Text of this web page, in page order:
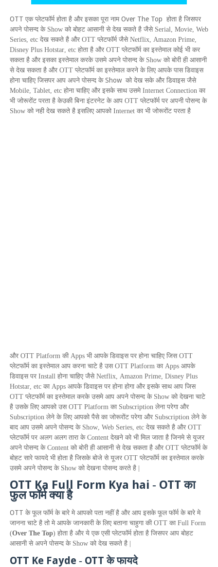
OTT एक प्लेटफॉर्म होता है और इसका पूरा नाम Over The Top होता है जिसपर
अपने पोसन्द के Show को बोहट आसानी से देख सकते है जैसे Serial, Movie, Web
Series, etc देख सकते है और OTT प्लेटफॉर्म जैसे Netflix, Amazon Prime,
Disney Plus Hotstar, etc होता है और OTT प्लेटफॉर्म का इस्तेमाल कोई भी कर
सकता है और इसका इस्तेमाल करके उसमे अपने पोसन्द के Show को बोरी ही आसानी
से देख सकता है और OTT प्लेटफॉर्म का इस्तेमाल करने के लिए आपके पास डिवाइस
होना चाहिए जिसपर आप अपने पोसन्द के Show को देख सके और डिवाइस जैसे
Mobile, Tablet, etc होना चाहिए और इसके साथ उसमे Internet Connection का
भी जोरूरोंट परता है केउकी बिना इंटरनेट के आप OTT प्लेटफॉर्म पर अपनी पोसन्द के
Show को नही देख सकते है इसलिए आपको Internet का भी जोरूरोंट परता है
और OTT Platform की Apps भी आपके डिवाइस पर होना चाहिए जिस OTT
प्लेटफॉर्म का इस्तेमाल आप करना चाटे है उस OTT Platform का Apps आपके
डिवाइस पर Install होना चाहिए जैसे Netflix, Amazon Prime, Disney Plus
Hotstar, etc का Apps आपके डिवाइस पर होना होगा और इसके साथ आप जिस
OTT प्लेटफॉर्म का इस्तेमाल करके उसमे आप अपने पोसन्द के Show को देखना चाटे
है उसके लिए आपको उस OTT Platform का Subscription लेना परेगा और
Subscription लेने के लिए आपको पैसे का जोरूरोंट परेगा और Subscription लेने के
बाद आप उसमे अपने पोसन्द के Show, Web Series, etc देख सकते है और OTT
प्लेटफॉर्म पर अलग अलग तारा के Content देखने को भी मिल जाता है जिनमे से यूजर
अपने पोसन्द के Content को बोरी ही आसानी से देख सकता है और OTT प्लेटफॉर्म के
बोहट सारे फायदे भी होता है जिसके बोजे से यूजर OTT प्लेटफॉर्म का इस्तेमाल करके
उसमे अपने पोसन्द के Show को देखना पोसन्द करते है |
OTT Ka Full Form Kya hai - OTT का
फुल फॉर्म क्या है
OTT के फूल फॉर्म के बारे मे आपको पता नहीं है और आप इसके फूल फॉर्म के बारे मे
जानना चाटे है तो मे आपके जानकारी के लिए बताना चाहुगा की OTT का Full Form
(Over The Top) होता है और ये एक एसी प्लेटफॉर्म होता है जिसपर आप बोहट
आसानी से अपने पोसन्द के Show को देख सकते है |
OTT Ke Fayde - OTT के फायदे